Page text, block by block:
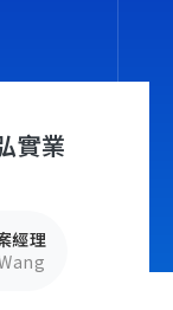
實業
經理